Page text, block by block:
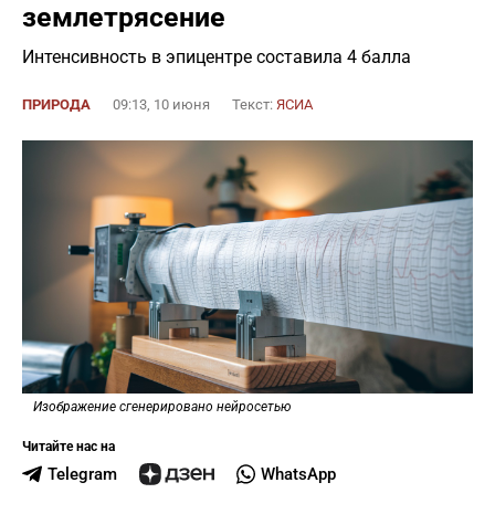
землетрясение
Интенсивность в эпицентре составила 4 балла
ПРИРОДА 09:13, 10 июня Текст: ЯСИА
Изображение сгенерировано нейросетью
Читайте нас на
Telegram WhatsApp